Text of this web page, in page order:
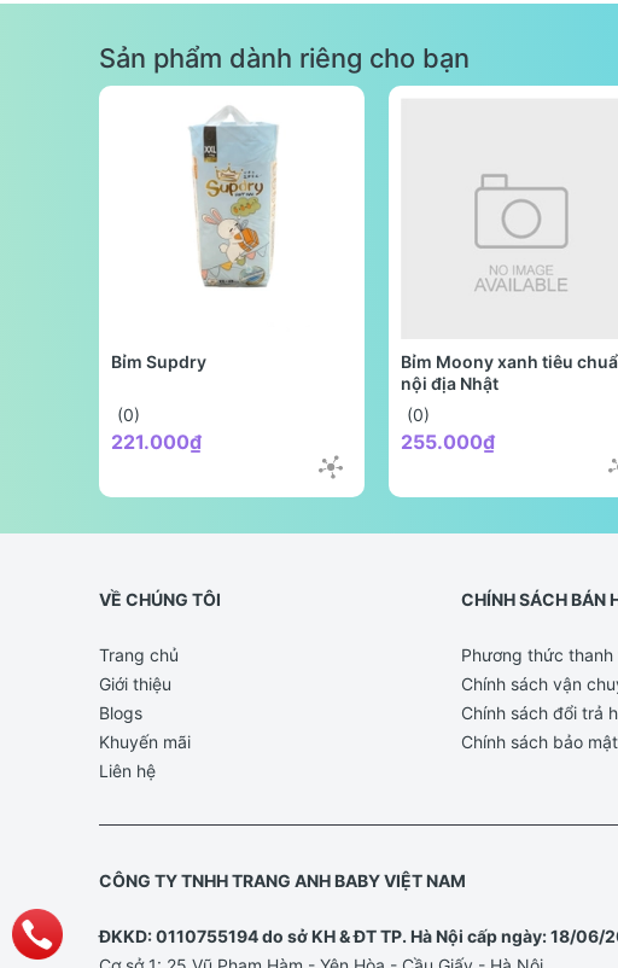
Sản phẩm dành riêng cho bạn
Bỉm Supdry
(0)
221.000₫
Bỉm Moony xanh tiêu
nội địa Nhật
(0)
255.000₫
VỀ CHÚNG TÔI
Trang chủ
Giới thiệu
Blogs
Khuyến mãi
Liên hệ
CHÍNH SÁCH BÁN
Phương thức thanh
Chính sách vận
Chính sách đổi trả
Chính sách bảo
CÔNG TY TNHH TRANG ANH BABY VIỆT NAM
ĐKKD: 0110755194 do sở KH & ĐT TP. Hà Nội cấp ngày: 18/06/